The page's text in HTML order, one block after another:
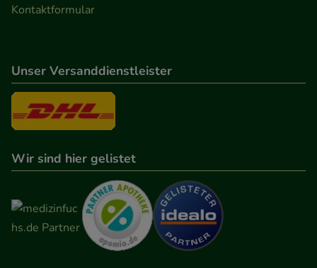
Kontaktformular
Unser Versanddienstleister
Wir sind hier gelistet